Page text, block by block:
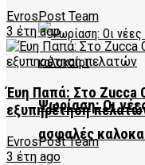
Ψωρίαση: Οι
ασφαλές
EvrosPost Team
3 έτη ago
Έυη Παπά: Στο Zucca
εξυπηρέτηση
EvrosPost Team
3 έτη ago